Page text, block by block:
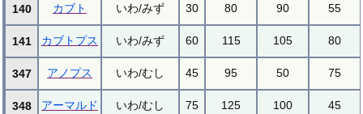
140 カブト いわ/みず 30 80 90 55
141 カブトプス いわ/みず 60 115 105 80
347 アノプス いわ/むし 45 95 50 75
348 アーマルド いわ/むし 75 125 100 45